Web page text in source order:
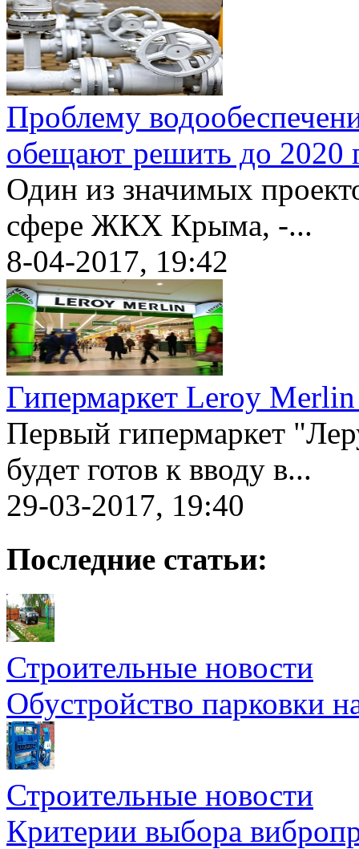
Проблему
обещают решить до 2020
Один из значимых
сфере ЖКХ Крыма, -...
8-04-2017, 19:42
Гипермаркет Leroy
Первый гипермаркет
будет готов к вводу в...
29-03-2017, 19:40
Последние статьи:
Строительные новости
Обустройство парковки
Строительные новости
Критерии выбора